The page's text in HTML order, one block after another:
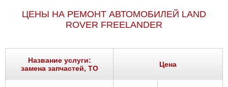
ЦЕНЫ НА РЕМОНТ АВТОМОБИЛЕЙ LAND
ROVER FREELANDER
Название услуги:
замена запчастей, ТО
Цена